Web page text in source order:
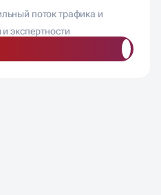
поток трафика и
экспертности